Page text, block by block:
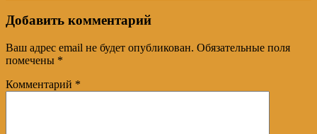
Добавить комментарий
Ваш адрес email не будет опубликован. Обязательные поля
помечены *
Комментарий *